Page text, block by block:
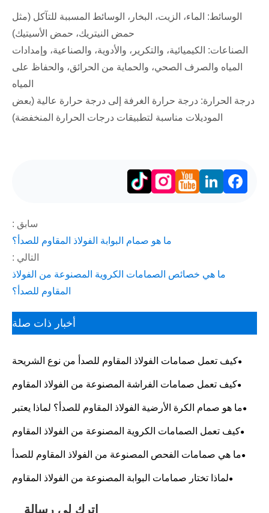
الوسائط: الماء، الزيت، البخار، الوسائط المسببة للتآكل (مثل
حمض النيتريك، حمض الأسيتيك)
الصناعات: الكيميائية، والتكرير، والأدوية، والصناعية، وإمدادات
المياه والصرف الصحي، والحماية من الحرائق، والحفاظ على
المياه
درجة الحرارة: درجة حرارة الغرفة إلى درجة حرارة عالية (بعض
الموديلات مناسبة لتطبيقات درجات الحرارة المنخفضة)
Facebook
LinkedIn
سابق :
ما هو صمام البوابة الفولاذ المقاوم للصدأ؟
التالي :
ما هي خصائص الصمامات الكروية المصنوعة من الفولاذ
المقاوم للصدأ؟
أخبار ذات صلة
كيف تعمل صمامات الفولاذ المقاوم للصدأ من نوع الشريحة
على تحسين موثوقية التحكم في التدفق في الأنظمة الصناعية
كيف تعمل صمامات الفراشة المصنوعة من الفولاذ المقاوم
للصدأ على تعزيز الكفاءة الصناعية؟
ما هو صمام الكرة الأرضية الفولاذ المقاوم للصدأ؟ لماذا يعتبر
من أكثر أنواع الصمامات الصناعية استخداما؟
كيف تعمل الصمامات الكروية المصنوعة من الفولاذ المقاوم
للصدأ؟
ما هي صمامات الفحص المصنوعة من الفولاذ المقاوم للصدأ
ولماذا هي ضرورية في الأنظمة الصناعية الحديثة؟
لماذا تختار صمامات البوابة المصنوعة من الفولاذ المقاوم
اترك لي رسالة